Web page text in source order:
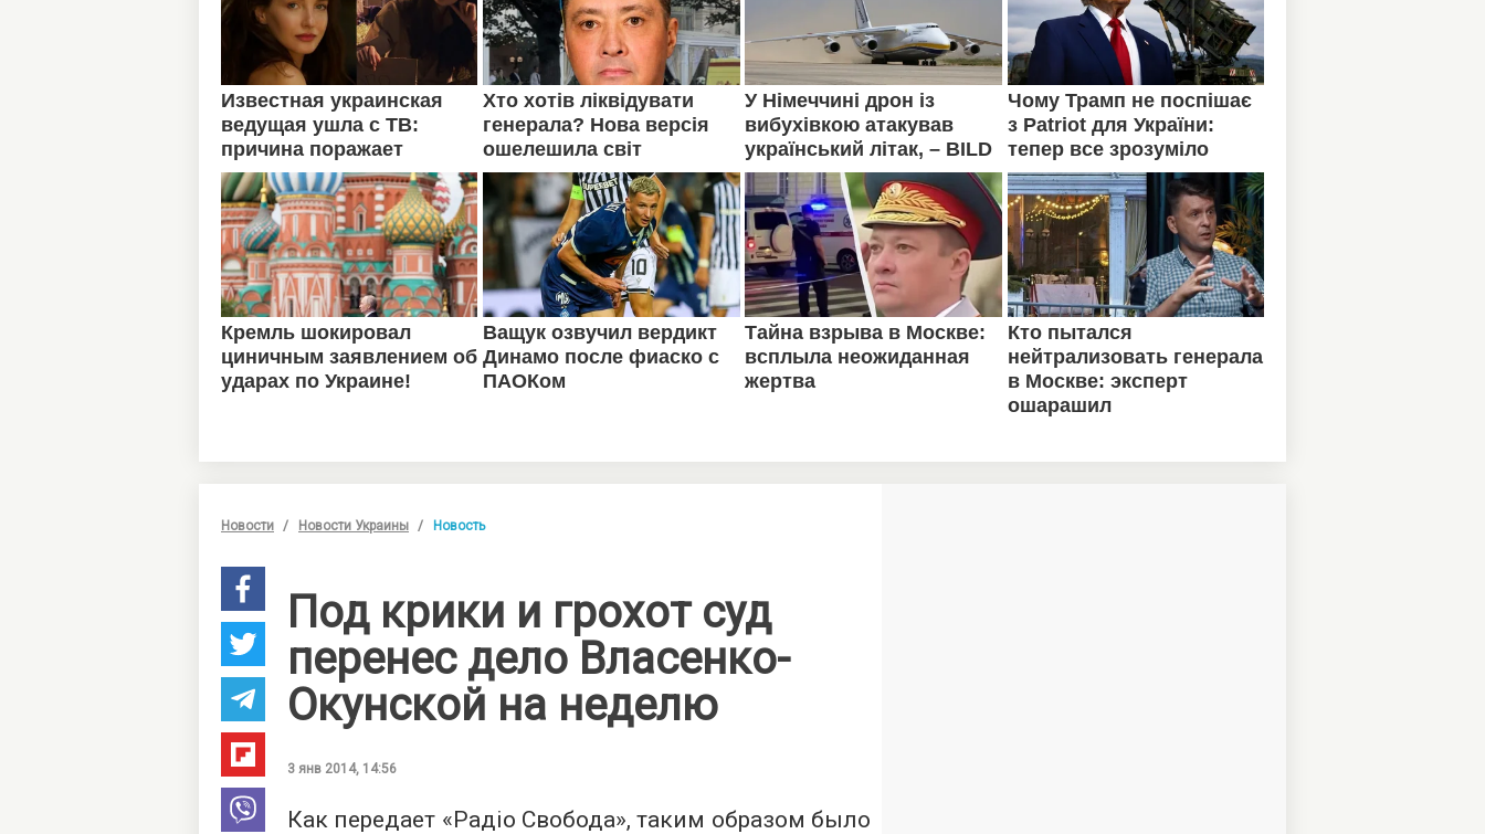
Новости Новости Украины Новость
Под крики и грохот суд
перенес дело Власенко-
Окунской на неделю
3 янв 2014, 14:56
Как передает «Радіо Свобода», таким образом было